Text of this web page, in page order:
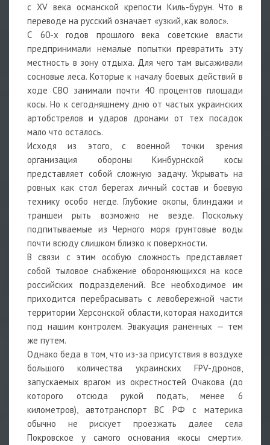
с XV века османской крепости Киль-бурун. Что в
переводе на русский означает «узкий, как волос».
С 60-х годов прошлого века советские власти
предпринимали немалые попытки превратить эту
местность в зону отдыха. Для чего там высаживали
сосновые леса. Которые к началу боевых действий в
ходе СВО занимали почти 40 процентов площади
косы. Но к сегодняшнему дню от частых украинских
артобстрелов и ударов дронами от тех посадок
мало что осталось.
Исходя из этого, с военной точки зрения
организация обороны Кинбурнской косы
представляет собой сложную задачу. Укрывать на
ровных как стол берегах личный состав и боевую
технику особо негде. Глубокие окопы, блиндажи и
траншеи рыть возможно не везде. Поскольку
подпитываемые из Черного моря грунтовые воды
почти всюду слишком близко к поверхности.
В связи с этим особую сложность представляет
собой тыловое снабжение обороняющихся на косе
российских подразделений. Все необходимое им
приходится перебрасывать с левобережной части
территории Херсонской области, которая находится
под нашим контролем. Эвакуация раненных — тем
же путем.
Однако беда в том, что из-за присутствия в воздухе
большого количества украинских FPV-дронов,
запускаемых врагом из окрестностей Очакова (до
которого отсюда рукой подать, менее 6
километров), автотранспорт ВС РФ с материка
обычно не рискует проезжать далее села
Покровское у самого основания «косы смерти».